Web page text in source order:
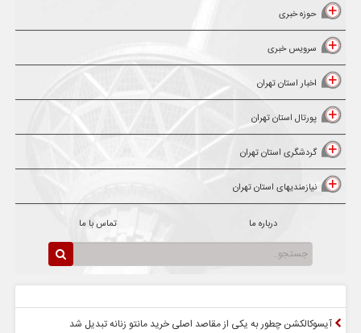
حوزه خبری
سرویس خبری
اخبار استان تهران
پورتال استان تهران
گردشگری استان تهران
نیازمندیهای استان تهران
درباره ما تماس با ما
آیسوکالکشن چطور به یکی از مقاصد اصلی خرید مانتو زنانه تبدیل شد